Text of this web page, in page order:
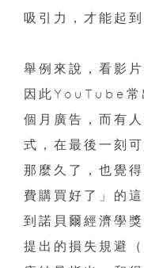
吸引力，才能起到
舉例來說，看影
因此YouTube常
個月廣告，而有
式，在最後一刻
那麼久了，也覺
費購買好了」的
到諾貝爾經濟學
提出的損失規避